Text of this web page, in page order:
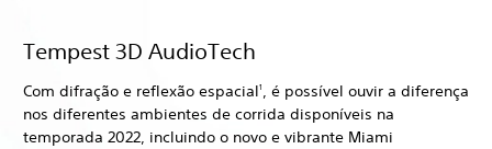
Tempest 3D AudioTech
Com difração e reflexão espacial1 , é possível ouvir a diferença
nos diferentes ambientes de corrida disponíveis na
temporada 2022, incluindo o novo e vibrante Miami